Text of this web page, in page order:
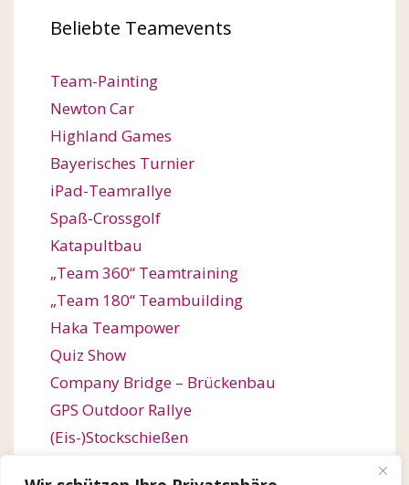
Beliebte Teamevents
Team-Painting
Newton Car
Highland Games
Bayerisches Turnier
iPad-Teamrallye
Spaß-Crossgolf
Katapultbau
„Team 360“ Teamtraining
„Team 180“ Teambuilding
Haka Teampower
Quiz Show
Company Bridge – Brückenbau
GPS Outdoor Rallye
(Eis-)Stockschießen